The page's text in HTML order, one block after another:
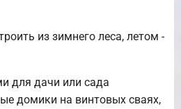
из зимнего леса, летом -
для дачи или сада
домики на винтовых сваях,